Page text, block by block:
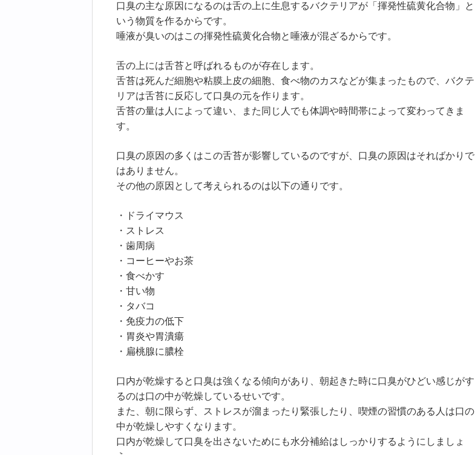
口臭の主な原因になるのは舌の上に生息するバクテリアが「揮発性硫黄化合物」と
いう物質を作るからです。
唾液が臭いのはこの揮発性硫黄化合物と唾液が混ざるからです。
舌の上には舌苔と呼ばれるものが存在します。
舌苔は死んだ細胞や粘膜上皮の細胞、食べ物のカスなどが集まったもので、バクテ
リアは舌苔に反応して口臭の元を作ります。
舌苔の量は人によって違い、また同じ人でも体調や時間帯によって変わってきま
す。
口臭の原因の多くはこの舌苔が影響しているのですが、口臭の原因はそればかりで
はありません。
その他の原因として考えられるのは以下の通りです。
・ドライマウス
・ストレス
・歯周病
・コーヒーやお茶
・食べかす
・甘い物
・タバコ
・免疫力の低下
・胃炎や胃潰瘍
・扁桃腺に膿栓
口内が乾燥すると口臭は強くなる傾向があり、朝起きた時に口臭がひどい感じがす
るのは口の中が乾燥しているせいです。
また、朝に限らず、ストレスが溜まったり緊張したり、喫煙の習慣のある人は口の
中が乾燥しやすくなります。
口内が乾燥して口臭を出さないためにも水分補給はしっかりするようにしましょ